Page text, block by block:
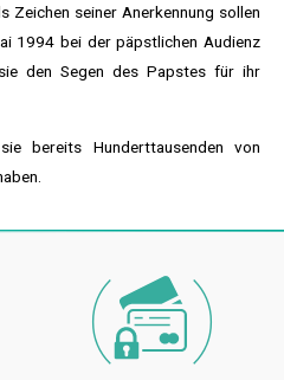
Zeichen seiner Anerkennung sollen
1994 bei der päpstlichen Audienz
den Segen des Papstes für ihr
bereits Hunderttausenden von